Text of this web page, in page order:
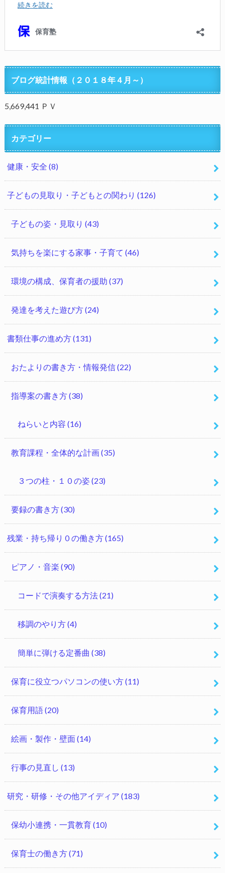
ブログ統計情報（２０１８年４月～）
5,669,441 ＰＶ
カテゴリー
健康・安全 (8)
子どもの見取り・子どもとの関わり (126)
子どもの姿・見取り (43)
気持ちを楽にする家事・子育て (46)
環境の構成、保育者の援助 (37)
発達を考えた遊び方(24)
書類仕事の進め方(131)
おたよりの書き方・情報発信(22)
指導案の書き方(38)
ねらいと内容 (16)
教育課程・全体的な計画(35)
３つの柱・１０の姿(23)
要録の書き方(30)
残業・持ち帰り０の働き方(165)
ピアノ・音楽 (90)
コードで演奏する方法(21)
移調のやり方(4)
簡単に弾ける定番曲 (38)
保育に役立つパソコンの使い方(11)
保育用語(20)
絵画・製作・壁面(14)
行事の見直し (13)
研究・研修・その他アイディア (183)
保幼小連携・一貫教育(10)
保育士の働き方(71)